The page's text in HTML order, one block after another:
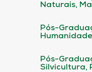
Naturais,
Pós-
Pós-
Silvicultura,